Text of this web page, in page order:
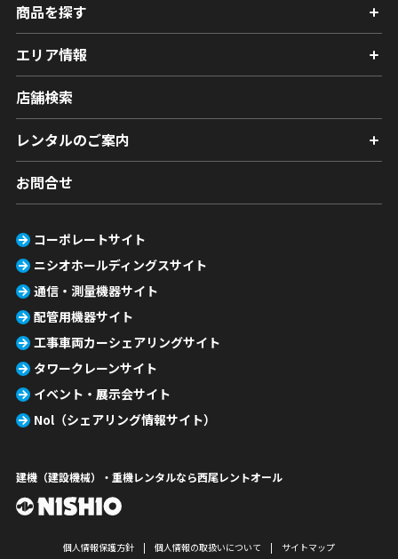
商品を探す
エリア情報
店舗検索
レンタルのご案内
お問合せ
コーポレートサイト
ニシオホールディングスサイト
通信・測量機器サイト
配管用機器サイト
工事車両カーシェアリングサイト
タワークレーンサイト
イベント・展示会サイト
Nol（シェアリング情報サイト）
建機（建設機械）・重機レンタルなら西尾レントオール
個人情報保護方針 個人情報の取扱いについて サイトマップ